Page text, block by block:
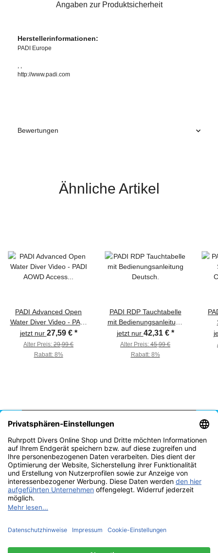
Angaben zur Produktsicherheit
Herstellerinformationen:
PADI Europe
, ,
http://www.padi.com
Bewertungen
Ähnliche Artikel
PADI Advanced Open
Water Diver Video - PADI
AOWD Access Code -
PADI Video Deutsch
jetzt nur 27,59 € *
Alter Preis: 29,99 €
Rabatt: 8%
PADI RDP Tauchtabelle
mit Bedienungsanleitung
Deutsch.
jetzt nur 42,31 € *
Alter Preis: 45,99 €
Rabatt: 8%
Vertrag widerrufen
* Alle Preise inkl. gesetzlicher USt., zzgl.Versand